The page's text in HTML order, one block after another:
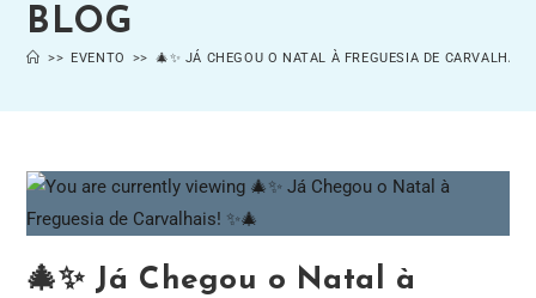
BLOG
>> EVENTO >> 🎄✨ JÁ CHEGOU O NATAL À FREGUESIA DE
🎄✨ Já Chegou o Natal à